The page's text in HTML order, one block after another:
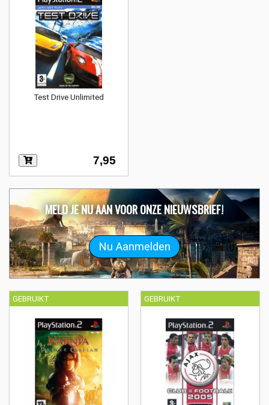
Test Drive Unlimited
7,95
GEBRUIKT GEBRUIKT
MELD JE NU AAN VOOR ONZE NIEUWSBRIEF!